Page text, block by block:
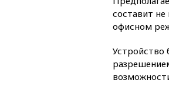
составит
офисном
Устройство